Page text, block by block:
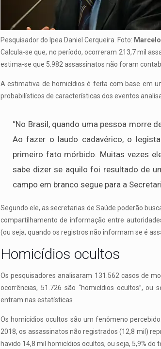
Pesquisador do Ipea Daniel Cerqueira. Foto:
Calcula-se que, no período, ocorreram 213,7 mil
estima-se que 5.982 assassinatos não foram
A estimativa de homicídios é feita com base em
probabilísticos de características dos eventos
“No Brasil, quando uma pessoa morre
Ao fazer o laudo cadavérico, o
primeiro fato mórbido. Muitas vezes
sabe dizer se aquilo foi resultado de
campo em branco segue para a
Segundo ele, as secretarias de Saúde poderão
compartilhamento de informação entre
(ou seja, quando os registros não informam se é
Homicídios ocultos
Os pesquisadores analisaram 131.562 casos de
ocorrências, 51.726 são “homicídios ocultos”,
entram nas estatísticas.
Os homicídios ocultos são um fenômeno
2018, os assassinatos não registrados (12,8 mil)
havido 14,8 mil homicídios ocultos, ou seja, 5,9% do